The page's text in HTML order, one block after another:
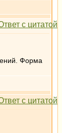
Форма